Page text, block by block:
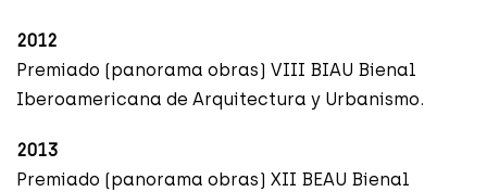
2012
Premiado (panorama obras) VIII BIAU Bienal
Iberoamericana de Arquitectura y Urbanismo.
2013
Premiado (panorama obras) XII BEAU Bienal